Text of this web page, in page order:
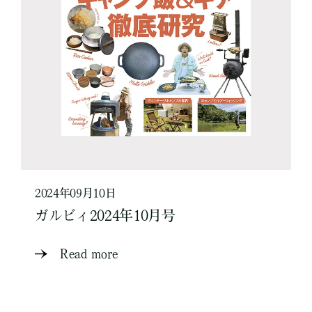
2024年09月10日
ガルビィ2024年10月号
Read more